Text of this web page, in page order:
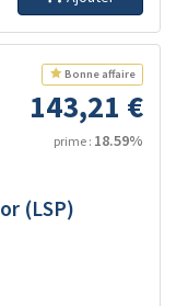
Bonne affaire
143,21 €
prime : 18.59%
(LSP)